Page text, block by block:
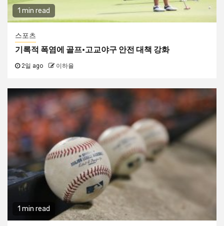
1 min read
스포츠
기록적 폭염에 골프·고교야구 안전 대책 강화
2일 ago 이하율
1 min read